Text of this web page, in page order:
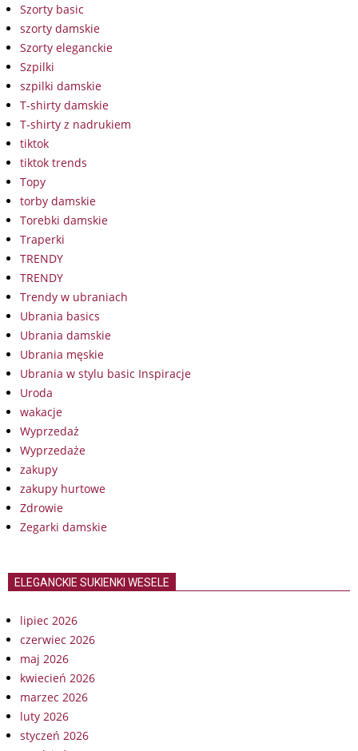
Szorty basic
szorty damskie
Szorty eleganckie
Szpilki
szpilki damskie
T-shirty damskie
T-shirty z nadrukiem
tiktok
tiktok trends
Topy
torby damskie
Torebki damskie
Traperki
TRENDY
TRENDY
Trendy w ubraniach
Ubrania basics
Ubrania damskie
Ubrania męskie
Ubrania w stylu basic Inspiracje
Uroda
wakacje
Wyprzedaż
Wyprzedaże
zakupy
zakupy hurtowe
Zdrowie
Zegarki damskie
ELEGANCKIE SUKIENKI WESELE
lipiec 2026
czerwiec 2026
maj 2026
kwiecień 2026
marzec 2026
luty 2026
styczeń 2026